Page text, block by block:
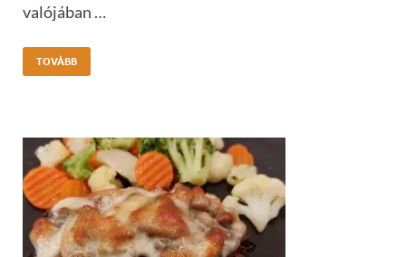
valójában …
TOVÁBB